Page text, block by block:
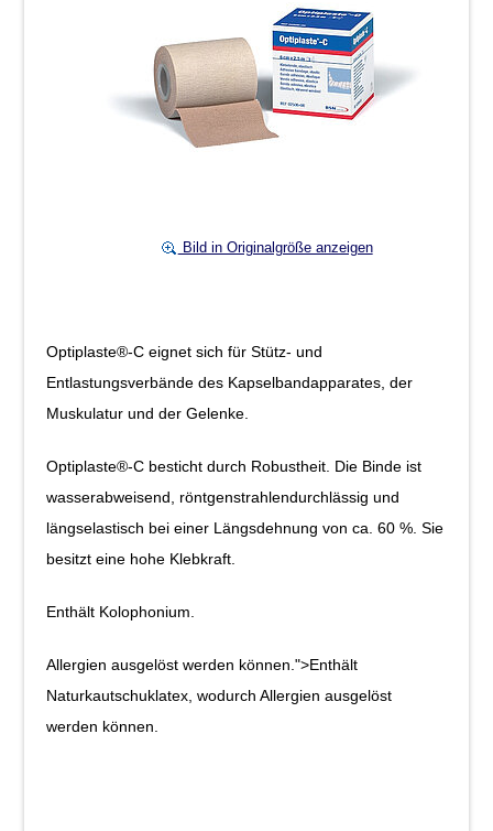
Bild in Originalgröße anzeigen
Optiplaste®-C eignet sich für Stütz- und
Entlastungsverbände des Kapselbandapparates, der
Muskulatur und der Gelenke.
Optiplaste®-C besticht durch Robustheit. Die Binde ist
wasserabweisend, röntgenstrahlendurchlässig und
längselastisch bei einer Längsdehnung von ca. 60 %. Sie
besitzt eine hohe Klebkraft.
Enthält Kolophonium.
Allergien ausgelöst werden können.">Enthält
Naturkautschuklatex, wodurch Allergien ausgelöst
werden können.